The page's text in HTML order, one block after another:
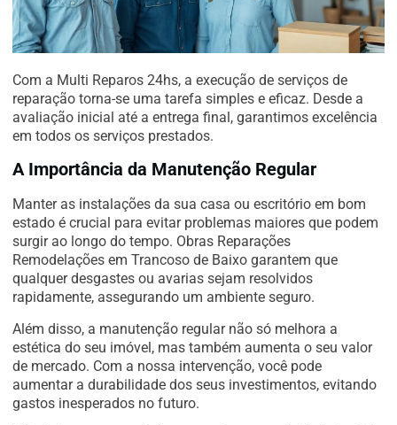
Com a Multi Reparos 24hs, a execução de serviços de
reparação torna-se uma tarefa simples e eficaz. Desde a
avaliação inicial até a entrega final, garantimos excelência
em todos os serviços prestados.
A Importância da Manutenção Regular
Manter as instalações da sua casa ou escritório em bom
estado é crucial para evitar problemas maiores que podem
surgir ao longo do tempo. Obras Reparações
Remodelações em Trancoso de Baixo garantem que
qualquer desgastes ou avarias sejam resolvidos
rapidamente, assegurando um ambiente seguro.
Além disso, a manutenção regular não só melhora a
estética do seu imóvel, mas também aumenta o seu valor
de mercado. Com a nossa intervenção, você pode
aumentar a durabilidade dos seus investimentos, evitando
gastos inesperados no futuro.